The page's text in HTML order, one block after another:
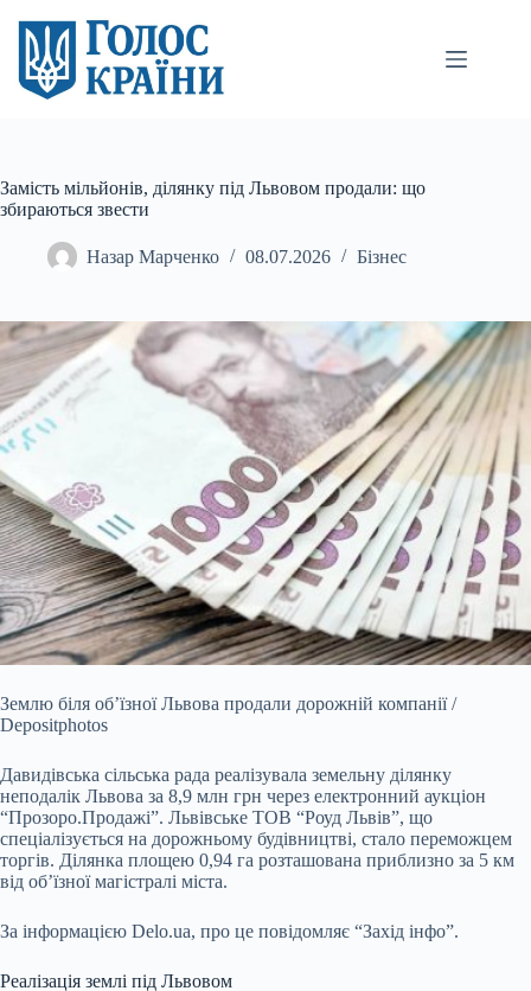
вмісту
Замість мільйонів, ділянку під Львовом продали: що
збираються звести
Назар Марченко 08.07.2026 Бізнес
Землю біля об’їзної Львова продали дорожній компанії /
Depositphotos
Давидівська сільська рада реалізувала земельну ділянку
неподалік Львова за 8,9 млн грн через електронний аукціон
“Прозоро.Продажі”. Львівське ТОВ “Роуд Львів”, що
спеціалізується на дорожньому будівництві, стало переможцем
торгів. Ділянка площею 0,94 га розташована приблизно за 5 км
від об’їзної магістралі міста.
За інформацією Delo.ua, про це повідомляє “Захід інфо”.
Реалізація землі під Львовом